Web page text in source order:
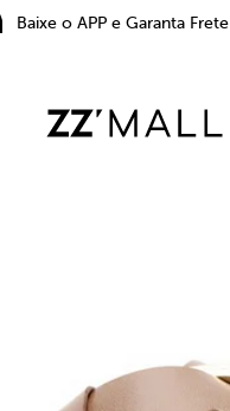
Baixe o APP e Garanta Frete